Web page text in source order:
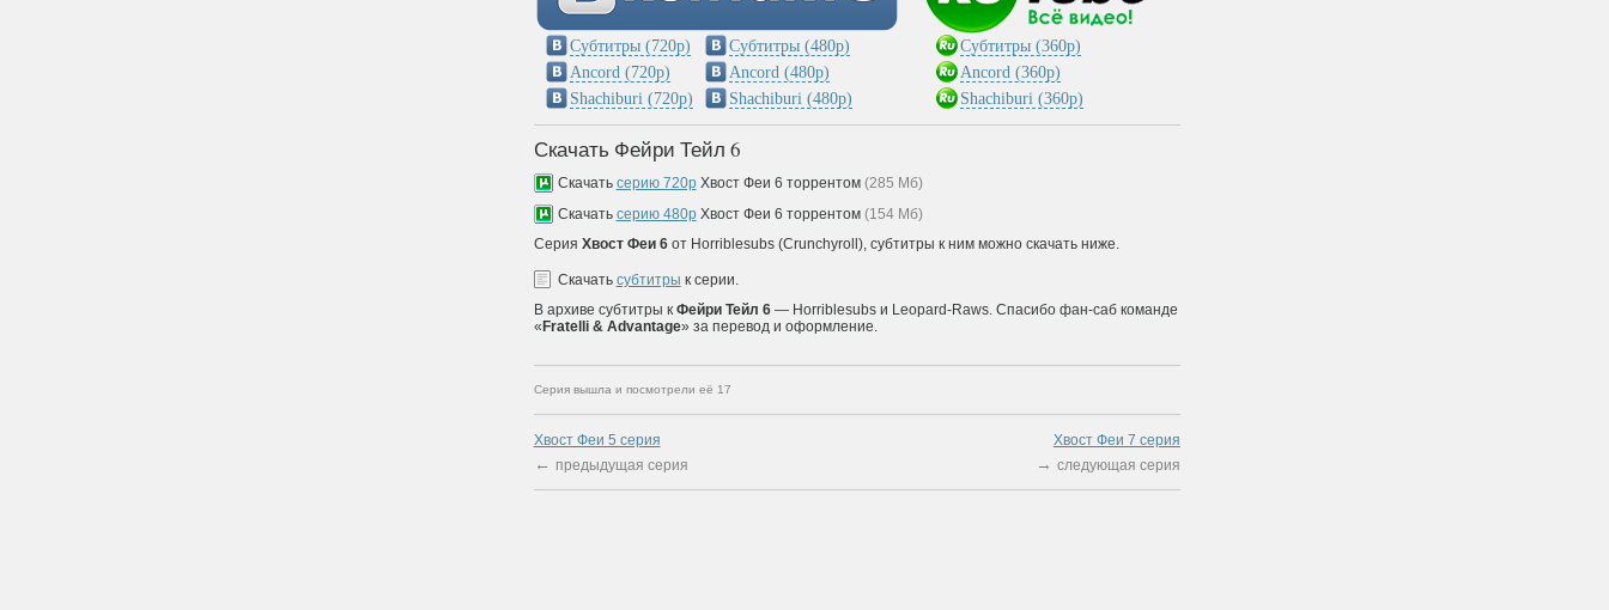
Субтитры (720p)
Ancord (720p)
Shachiburi (720p)
Субтитры (480p)
Ancord (480p)
Shachiburi (480p)
Субтитры (360p)
Ancord (360p)
Shachiburi (360p)
Скачать Фейри Тейл 6
Скачать серию 720рХвост Феи 6 торрентом (285 Мб)
Скачать серию 480pХвост Феи 6 торрентом (154 Мб)
Серия Хвост Феи 6от Horriblesubs (Crunchyroll), субтитры к ним можно скачать ниже.
Скачать субтитры к серии.
В архиве субтитры к Фейри Тейл 6— Horriblesubs и Leopard-Raws. Спасибо фан-саб команде
« Fratelli & Advantage» за перевод и оформление.
Серия вышла и посмотрели её 17
Хвост Феи 5 cерия
← предыдущая серия
Хвост Феи 7 cерия
→ следующая серия